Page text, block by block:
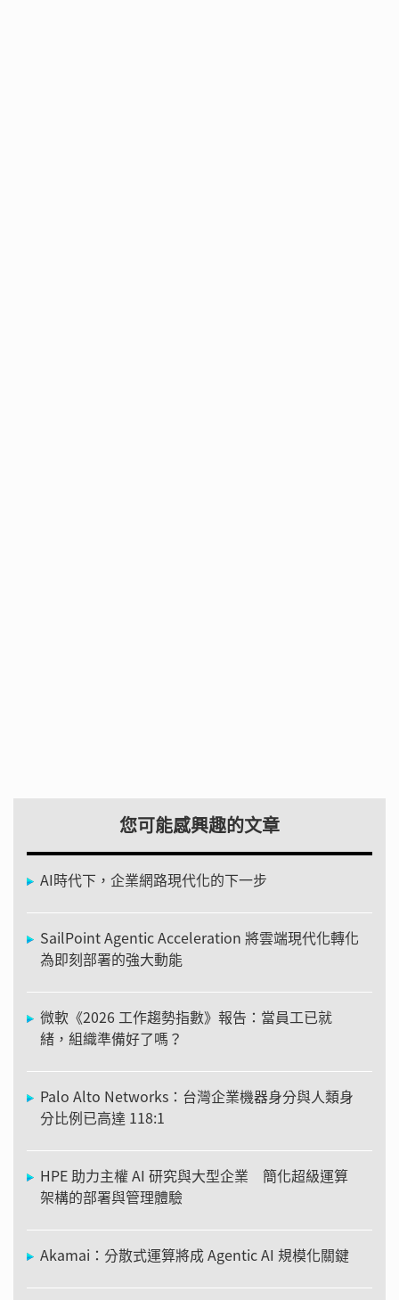
您可能感興趣的文章
AI時代下，企業網路現代化的下一步
SailPoint Agentic Acceleration 將雲端現代化轉化
為即刻部署的強大動能
微軟《2026 工作趨勢指數》報告：當員工已就
緒，組織準備好了嗎？
Palo Alto Networks：台灣企業機器身分與人類身
分比例已高達 118:1
HPE 助力主權 AI 研究與大型企業 簡化超級運算
架構的部署與管理體驗
Akamai：分散式運算將成 Agentic AI 規模化關鍵